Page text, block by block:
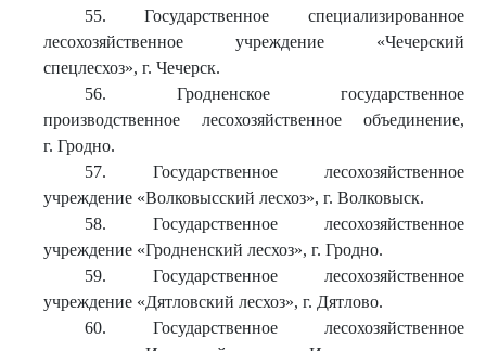
55. Государственное специализированное
лесохозяйственное учреждение «Чечерский
спецлесхоз», г. Чечерск.
56. Гродненское государственное
производственное лесохозяйственное объединение,
г. Гродно.
57. Государственное лесохозяйственное
учреждение «Волковысский лесхоз», г. Волковыск.
58. Государственное лесохозяйственное
учреждение «Гродненский лесхоз», г. Гродно.
59. Государственное лесохозяйственное
учреждение «Дятловский лесхоз», г. Дятлово.
60. Государственное лесохозяйственное